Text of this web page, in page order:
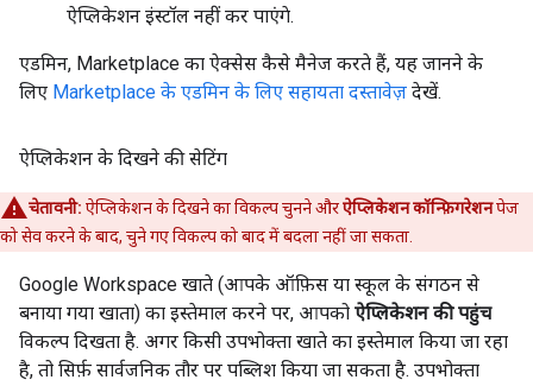
ऐप्लिकेशन इंस्टॉल नहीं कर पाएंगे.
एडमिन, Marketplace का ऐक्सेस कैसे मैनेज करते हैं, यह जानने के
लिए Marketplace के एडमिन के लिए सहायता दस्तावेज़ देखें.
ऐप्लिकेशन के दिखने की सेटिंग
चेतावनी: ऐप्लिकेशन के दिखने का विकल्प चुनने औरऐप्लिकेशन कॉन्फ़िगरेशनपेज
को सेव करने के बाद, चुने गए विकल्प को बाद में बदला नहीं जा सकता.
Google Workspace खाते (आपके ऑफ़िस या स्कूल के संगठन से
बनाया गया खाता) का इस्तेमाल करने पर, आपको ऐप्लिकेशन की पहुंच
विकल्प दिखता है. अगर किसी उपभोक्ता खाते का इस्तेमाल किया जा रहा
है, तो सिर्फ़ सार्वजनिक तौर पर पब्लिश किया जा सकता है. उपभोक्ता